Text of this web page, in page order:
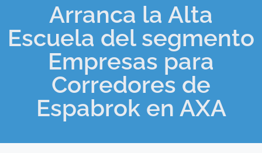
Arranca la Alta
Escuela del segmento
Empresas para
Corredores de
Espabrok en AXA